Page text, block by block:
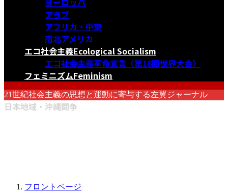
アラブ
アフリカ・中東
南北アメリカ
エコ社会主義Ecological Socialism
エコ社会主義革命宣言〈第18回世界大会〉
フェミニズムFeminism
21世紀社会主義の思想と運動に寄与する左翼ジャーナル
日本地域・沖縄闘争
フロントページ